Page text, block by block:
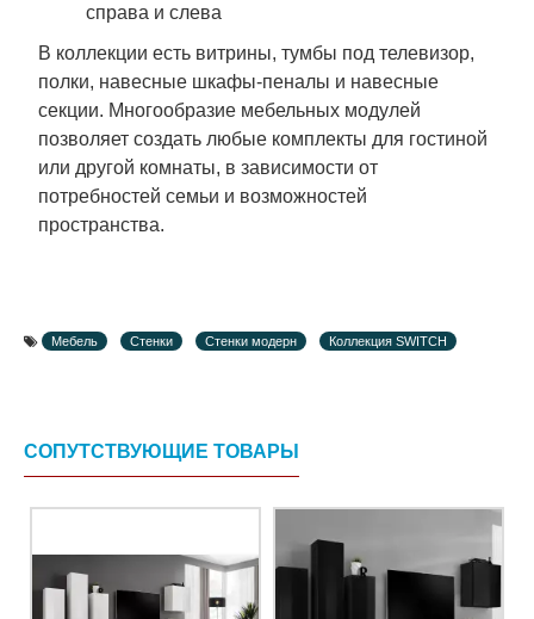
справа и слева
В коллекции есть витрины, тумбы под телевизор,
полки, навесные шкафы-пеналы и навесные
секции. Многообразие мебельных модулей
позволяет создать любые комплекты для гостиной
или другой комнаты, в зависимости от
потребностей семьи и возможностей
пространства.
Мебель Стенки Стенки модерн Коллекция SWITCH
СОПУТСТВУЮЩИЕ ТОВАРЫ